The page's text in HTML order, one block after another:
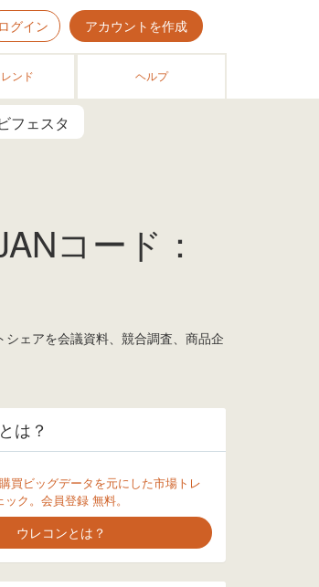
ログイン アカウントを作成
ンド ヘルプ
ビフェスタ
コード：
ェアを会議資料、競合調査、商品企
は？
買ビッグデータを元にした市場トレ
ク。会員登録 無料。
ウレコンとは？